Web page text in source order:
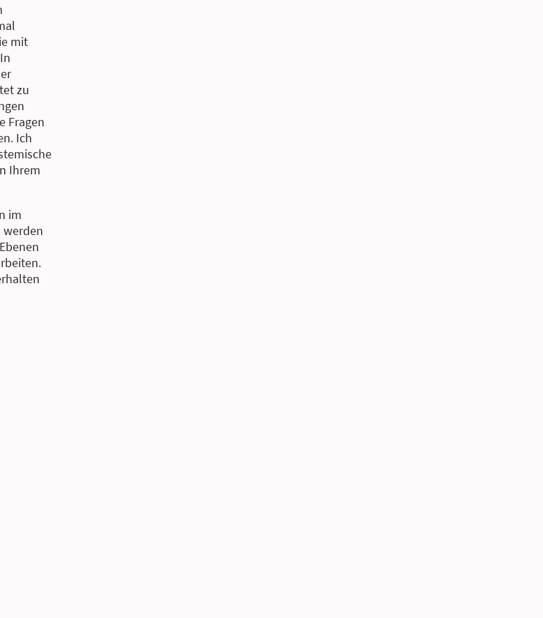
mit
zu
Fragen
Ich
Ihrem
im